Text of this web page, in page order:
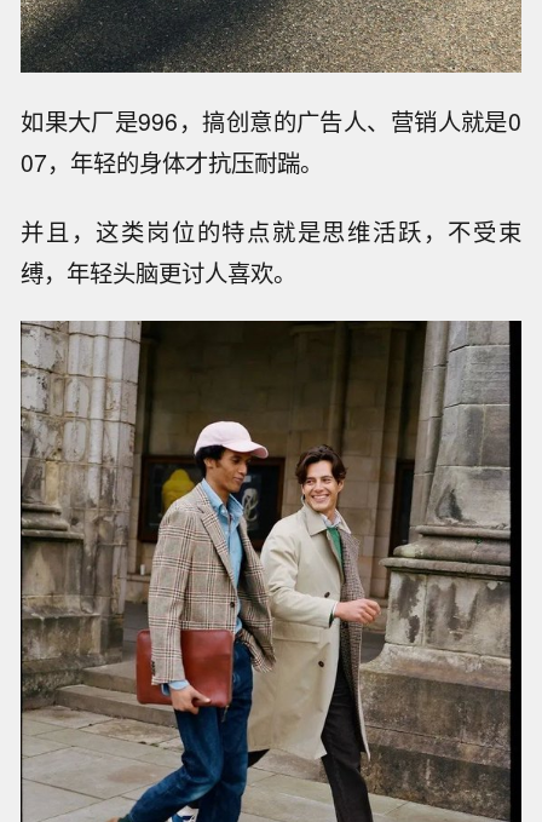
如果大厂是996，搞创意的广告人、营销人就是0
07，年轻的身体才抗压耐踹。
并且，这类岗位的特点就是思维活跃，不受束
缚，年轻头脑更讨人喜欢。